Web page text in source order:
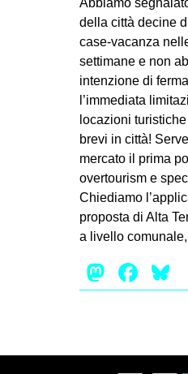
SPORT
DIRITTO
Abbiamo
della città decine
case-vacanza
settimane e non
intenzione di
l’immediata
locazioni
brevi in città!
mercato il prima
overtourism e
Chiediamo
proposta di Alta
a livello